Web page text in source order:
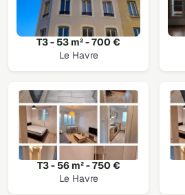
T3 - 53 m² - 700 €
Le Havre
T3 - 56 m² - 750 €
Le Havre